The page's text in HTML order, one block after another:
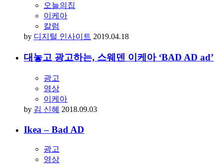
오늘의집
이케아
칼럼
by 디지털 인사이트 2019.04.18
대놓고 광고하는, 스웨덴 이케아 ‘BAD AD ad’
광고
영상
이케아
by 김 신혜 2018.09.03
Ikea – Bad AD
광고
영상